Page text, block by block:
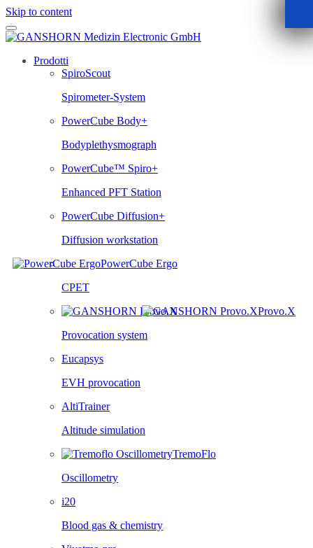
Skip to content
Prodotti
SpiroScout
Spirometer-System
PowerCube Body+
Bodyplethysmograph
PowerCube™ Spiro+
Enhanced PFT Station
PowerCube Diffusion+
Diffusion workstation
PowerCube Ergo
CPET
Provo.X
Provocation system
Eucapsys
EVH provocation
AltiTrainer
Altitude simulation
TremoFlo
Oscillometry
i20
Blood gas & chemistry